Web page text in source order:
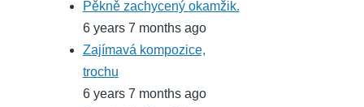
Pěkně zachycený okamžik.
6 years 7 months ago
Zajímavá kompozice,
trochu
6 years 7 months ago